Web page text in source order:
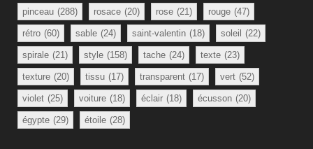
pinceau (288) rosace (20) rose (21) rouge (47)
rétro (60) sable (24) saint-valentin (18) soleil (22)
spirale (21) style (158) tache (24) texte (23)
texture (20) tissu (17) transparent (17) vert (52)
violet (25) voiture (18) éclair (18) écusson (20)
égypte (29) étoile (28)